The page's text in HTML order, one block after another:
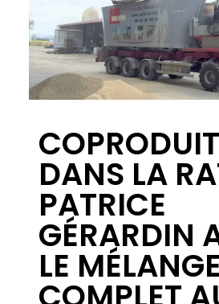
parvenir à améliorer la
de leur troupeau.
STREICHER en Alsace
litres par vache avec des
brutes > à 250€/ML ou
ECOLAIT)
Date :
Télécharger